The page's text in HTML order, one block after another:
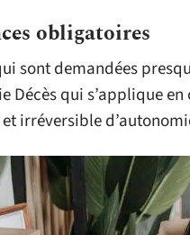
obligatoires
sont demandées
Décès qui s’applique
irréversible